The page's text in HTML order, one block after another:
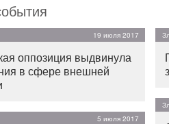
19 июля 2017
оппозиция выдвинула
в сфере внешней
5 июля 2017